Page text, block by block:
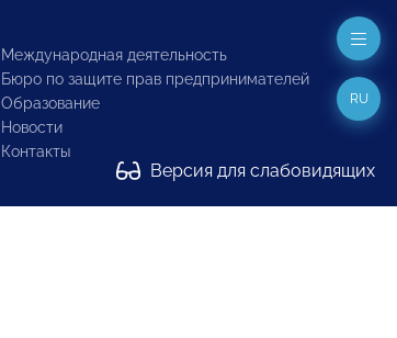
Международная деятельность
Бюро по защите прав предпринимателей
Образование
Новости
Контакты
Версия для слабовидящих
RU